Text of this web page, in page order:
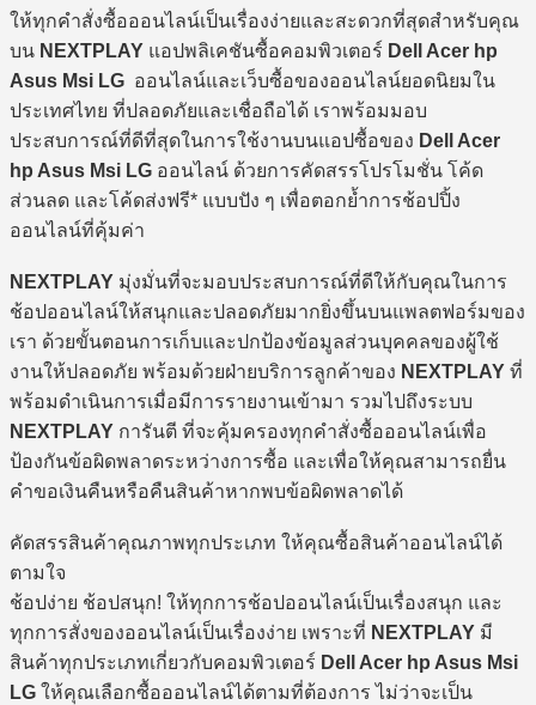
ให้ทุกคำสั่งซื้อออนไลน์เป็นเรื่องง่ายและสะดวกที่สุดสำหรับคุณ
บน NEXTPLAY แอปพลิเคชันซื้อคอมพิวเตอร์ Dell Acer hp
Asus Msi LG ออนไลน์และเว็บซื้อของออนไลน์ยอดนิยมใน
ประเทศไทย ที่ปลอดภัยและเชื่อถือได้ เราพร้อมมอบ
ประสบการณ์ที่ดีที่สุดในการใช้งานบนแอปซื้อของ Dell Acer
hp Asus Msi LG ออนไลน์ ด้วยการคัดสรรโปรโมชั่น โค้ด
ส่วนลด และโค้ดส่งฟรี* แบบปัง ๆ เพื่อตอกย้ำการช้อปปิ้ง
ออนไลน์ที่คุ้มค่า
NEXTPLAY มุ่งมั่นที่จะมอบประสบการณ์ที่ดีให้กับคุณในการ
ช้อปออนไลน์ให้สนุกและปลอดภัยมากยิ่งขึ้นบนแพลตฟอร์มของ
เรา ด้วยขั้นตอนการเก็บและปกป้องข้อมูลส่วนบุคคลของผู้ใช้
งานให้ปลอดภัย พร้อมด้วยฝ่ายบริการลูกค้าของ NEXTPLAY ที่
พร้อมดำเนินการเมื่อมีการรายงานเข้ามา รวมไปถึงระบบ
NEXTPLAY การันตี ที่จะคุ้มครองทุกคำสั่งซื้อออนไลน์เพื่อ
ป้องกันข้อผิดพลาดระหว่างการซื้อ และเพื่อให้คุณสามารถยื่น
คำขอเงินคืนหรือคืนสินค้าหากพบข้อผิดพลาดได้
คัดสรรสินค้าคุณภาพทุกประเภท ให้คุณซื้อสินค้าออนไลน์ได้
ตามใจ
ช้อปง่าย ช้อปสนุก! ให้ทุกการช้อปออนไลน์เป็นเรื่องสนุก และ
ทุกการสั่งของออนไลน์เป็นเรื่องง่าย เพราะที่ NEXTPLAY มี
สินค้าทุกประเภทเกี่ยวกับคอมพิวเตอร์ Dell Acer hp Asus Msi
LG ให้คุณเลือกซื้อออนไลน์ได้ตามที่ต้องการ ไม่ว่าจะเป็น